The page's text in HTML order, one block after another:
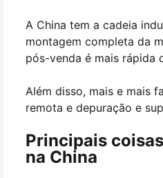
A China tem a cadeia
montagem completa da
pós-venda é mais rápida
Além disso, mais e mais
remota e depuração e
Principais
na China